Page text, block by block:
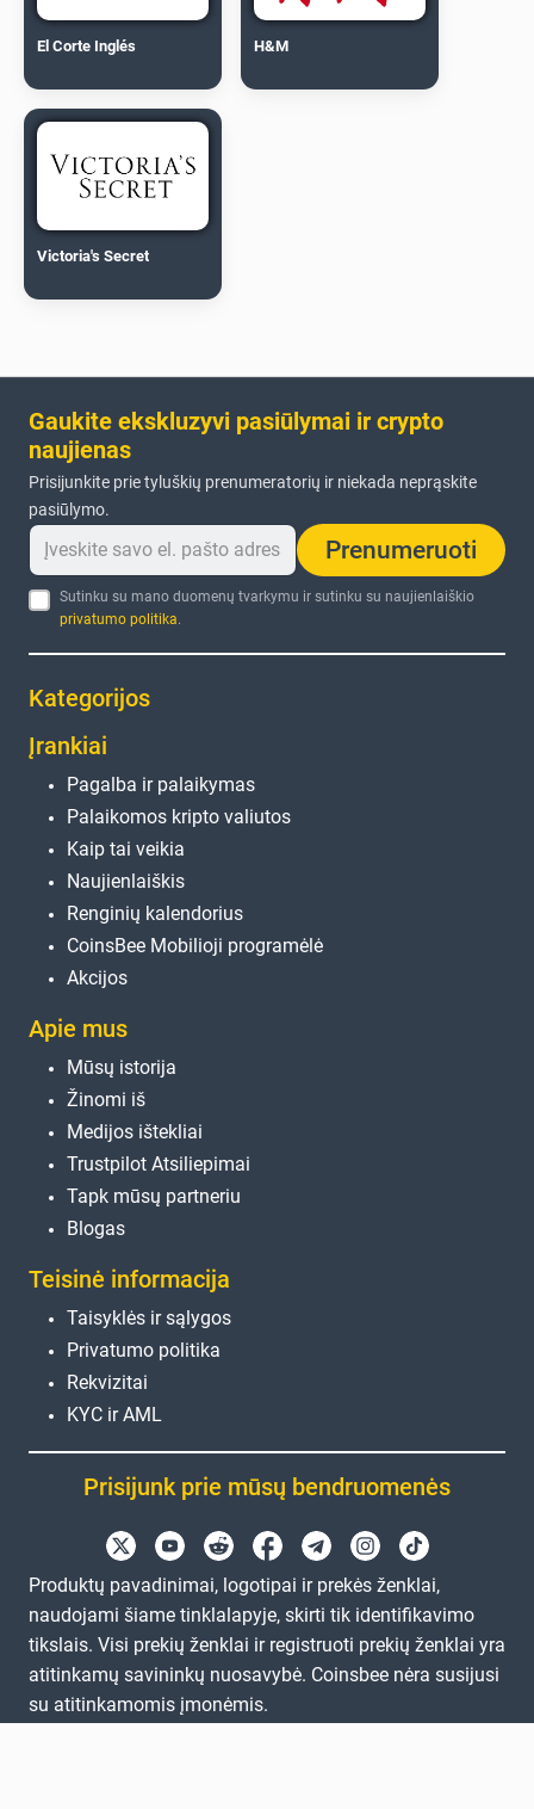
El Corte Inglés H&M
Victoria's Secret
Gaukite ekskluzyvi pasiūlymai ir crypto
naujienas
Prisijunkite prie tyluškių prenumeratorių ir niekada neprąskite
pasiūlymo.
Prenumeruoti
Sutinku su mano duomenų tvarkymu ir sutinku su naujienlaiškio
privatumo politika.
Kategorijos
Įrankiai
Pagalba ir palaikymas
Palaikomos kripto valiutos
Kaip tai veikia
Naujienlaiškis
Renginių kalendorius
CoinsBee Mobilioji programėlė
Akcijos
Apie mus
Mūsų istorija
Žinomi iš
Medijos ištekliai
Trustpilot Atsiliepimai
Tapk mūsų partneriu
Blogas
Teisinė informacija
Taisyklės ir sąlygos
Privatumo politika
Rekvizitai
KYC ir AML
Prisijunk prie mūsų bendruomenės
Produktų pavadinimai, logotipai ir prekės ženklai,
naudojami šiame tinklalapyje, skirti tik identifikavimo
tikslais. Visi prekių ženklai ir registruoti prekių ženklai yra
atitinkamų savininkų nuosavybė. Coinsbee nėra susijusi
su atitinkamomis įmonėmis.